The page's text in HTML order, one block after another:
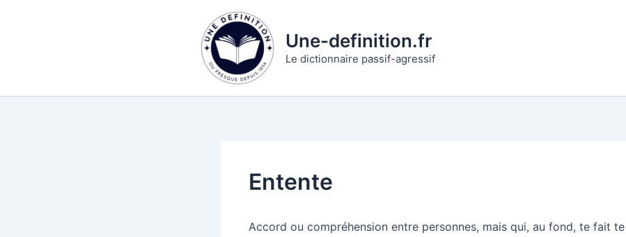
Une-definition.fr
Le dictionnaire passif-agressif
Entente
Accord ou compréhension entre personnes, mais qui, au fond, te fait